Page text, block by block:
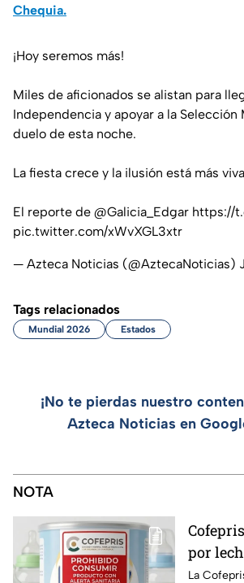
Chequia.
¡Hoy seremos más!
Miles de aficionados se alistan para
Independencia y apoyar a la Selección
duelo de esta noche.
La fiesta crece y la ilusión está más
El reporte de @Galicia_Edgar https://
pic.twitter.com/xWvXGL3xtr
— Azteca Noticias (@AztecaNoticias)
Tags relacionados
Mundial 2026 Estados
¡No te pierdas nuestro
Azteca Noticias en
NOTA
por
La